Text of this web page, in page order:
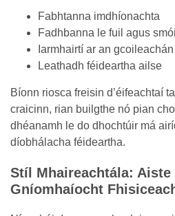
Fabhtanna imdhíonachta
Fadhbanna le fuil agus
Iarmhairtí ar an gcoileachán
Leathadh féideartha ailse
Bíonn riosca freisin d’éifeachtaí
craicinn, rian builgthe nó pian
dhéanamh le do dhochtúir má
díobhálacha féideartha.
Stíl Mhaireachtála: Aiste
Gníomhaíocht